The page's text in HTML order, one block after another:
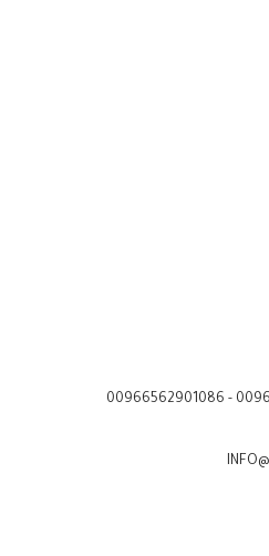
00966562901086 -